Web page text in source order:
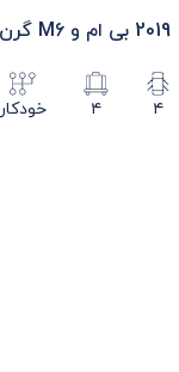
2019 بی ام و M6 گرن کوپه
خودکار ۴ ۴